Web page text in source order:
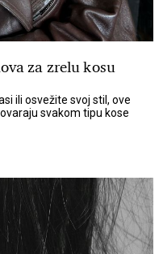
za zrelu kosu
ili osvežite svoj stil, ove
svakom tipu kose